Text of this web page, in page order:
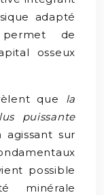
adapté
de
osseux
que la
puissante
agissant sur
possible
minérale